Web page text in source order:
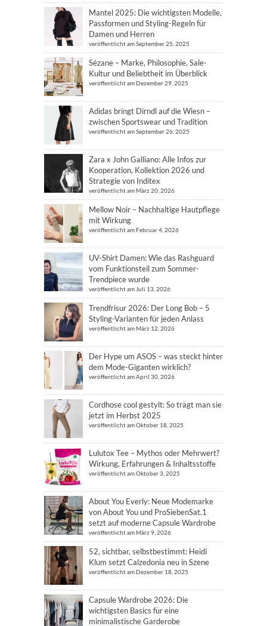
Mantel 2025: Die wichtigsten Modelle,
Passformen und Styling-Regeln für
Damen und Herren
veröffentlicht am September 25, 2025
Sézane – Marke, Philosophie, Sale-
Kultur und Beliebtheit im Überblick
veröffentlicht am Dezember 29, 2025
Adidas bringt Dirndl auf die Wiesn –
zwischen Sportswear und Tradition
veröffentlicht am September 26, 2025
Zara x John Galliano: Alle Infos zur
Kooperation, Kollektion 2026 und
Strategie von Inditex
veröffentlicht am März 20, 2026
Mellow Noir – Nachhaltige Hautpflege
mit Wirkung
veröffentlicht am Februar 4, 2026
UV-Shirt Damen: Wie das Rashguard
vom Funktionsteil zum Sommer-
Trendpiece wurde
veröffentlicht am Juli 13, 2026
Trendfrisur 2026: Der Long Bob – 5
Styling-Varianten für jeden Anlass
veröffentlicht am März 12, 2026
Der Hype um ASOS – was steckt hinter
dem Mode-Giganten wirklich?
veröffentlicht am April 30, 2026
Cordhose cool gestylt: So trägt man sie
jetzt im Herbst 2025
veröffentlicht am Oktober 18, 2025
Lulutox Tee – Mythos oder Mehrwert?
Wirkung, Erfahrungen & Inhaltsstoffe
veröffentlicht am Oktober 3, 2025
About You Everly: Neue Modemarke
von About You und ProSiebenSat.1
setzt auf moderne Capsule Wardrobe
veröffentlicht am März 9, 2026
52, sichtbar, selbstbestimmt: Heidi
Klum setzt Calzedonia neu in Szene
veröffentlicht am Dezember 18, 2025
Capsule Wardrobe 2026: Die
wichtigsten Basics für eine
minimalistische Garderobe